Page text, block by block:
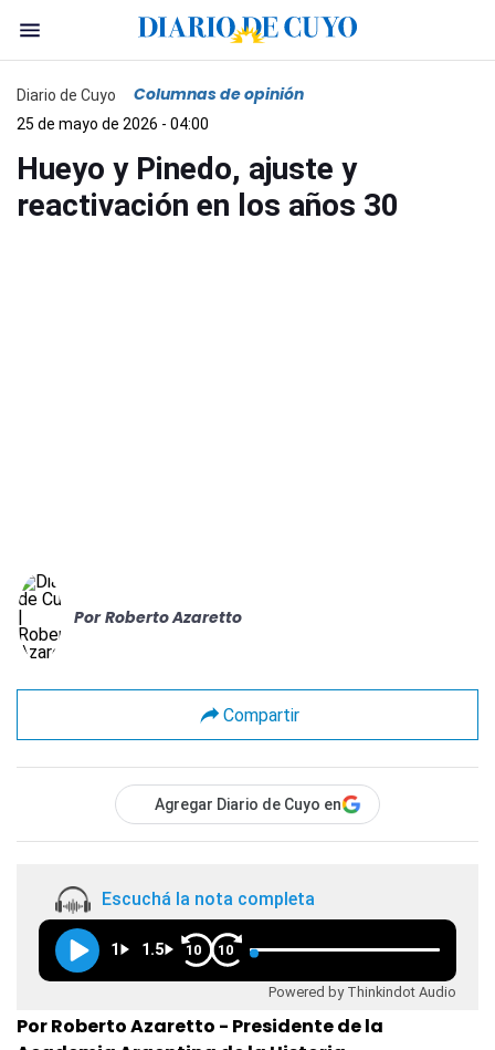
Diario de Cuyo Columnas de opinión
25 de mayo de 2026 - 04:00
Hueyo y Pinedo, ajuste y
reactivación en los años 30
Por Roberto Azaretto
Compartir
Agregar Diario de Cuyo en
Escuchá la nota completa
1 1.5 10 10
Powered by Thinkindot Audio
Por Roberto Azaretto - Presidente de la